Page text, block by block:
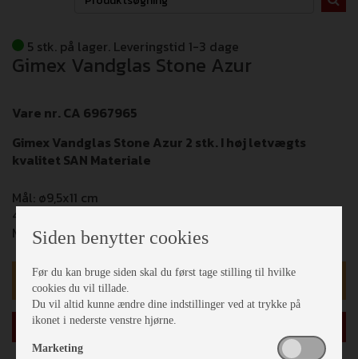
5 stk. på lager. Leveringstid 1-3 dage
Gimex Vandglas Stone Azur
Vare nr. CA 6967965
Gimex Vandglas Stone Azur 2 stk. I høj letvægts
kvalitet SAN Materiale
Mål: ø9,5x11 cm
480 ml.
Materiale: SAN Materiale
kr 99,-
læg i kurv
Siden benytter cookies
Før du kan bruge siden skal du først tage stilling til hvilke
cookies du vil tillade.
Du vil altid kunne ændre dine indstillinger ved at trykke på
ikonet i nederste venstre hjørne.
Marketing